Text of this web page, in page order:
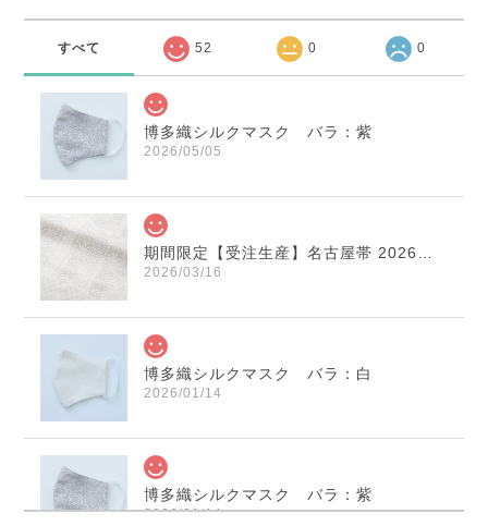
すべて 52 0 0
博多織シルクマスク バラ：紫
2026/05/05
期間限定【受注生産】名古屋帯 2026年干支献上 「午」変わり献上 市松：白×薄鼠
2026/03/16
博多織シルクマスク バラ：白
2026/01/14
博多織シルクマスク バラ：紫
2026/01/14